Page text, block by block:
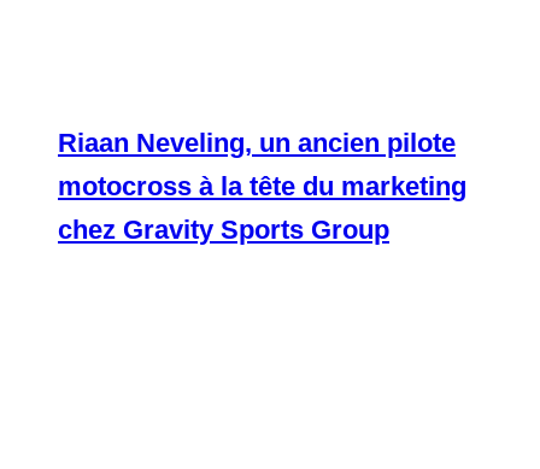
Riaan Neveling, un ancien pilote
motocross à la tête du marketing
chez Gravity Sports Group